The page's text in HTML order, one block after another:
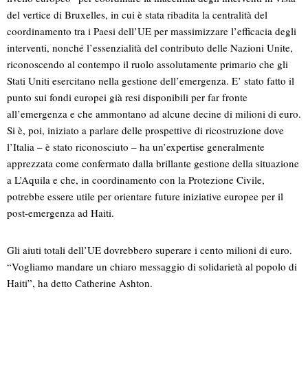
del vertice di Bruxelles, in cui è stata ribadita la centralità del
coordinamento tra i Paesi dell’UE per massimizzare l’efficacia degli
interventi, nonché l’essenzialità del contributo delle Nazioni Unite,
riconoscendo al contempo il ruolo assolutamente primario che gli
Stati Uniti esercitano nella gestione dell’emergenza. E’ stato fatto il
punto sui fondi europei già resi disponibili per far fronte
all’emergenza e che ammontano ad alcune decine di milioni di euro.
Si è, poi, iniziato a parlare delle prospettive di ricostruzione dove
l’Italia – è stato riconosciuto – ha un’expertise generalmente
apprezzata come confermato dalla brillante gestione della situazione
a L’Aquila e che, in coordinamento con la Protezione Civile,
potrebbe essere utile per orientare future iniziative europee per il
post-emergenza ad Haiti.
Gli aiuti totali dell’UE dovrebbero superare i cento milioni di euro.
“Vogliamo mandare un chiaro messaggio di solidarietà al popolo di
Haiti”, ha detto Catherine Ashton.